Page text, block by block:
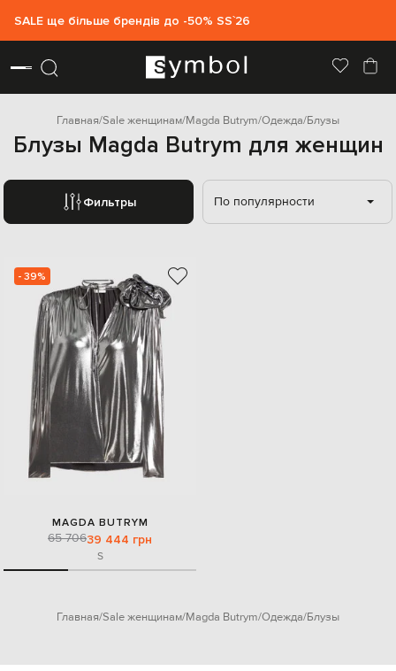
SALE ще більше брендів до -50% SS`26
Главная Sale женщинам Magda Butrym Одежда Блузы
Блузы Magda Butrym для женщин
Фильтры По популярности
- 39%
MAGDA BUTRYM
65 70639 444 грн
S
Главная Sale женщинам Magda Butrym Одежда Блузы